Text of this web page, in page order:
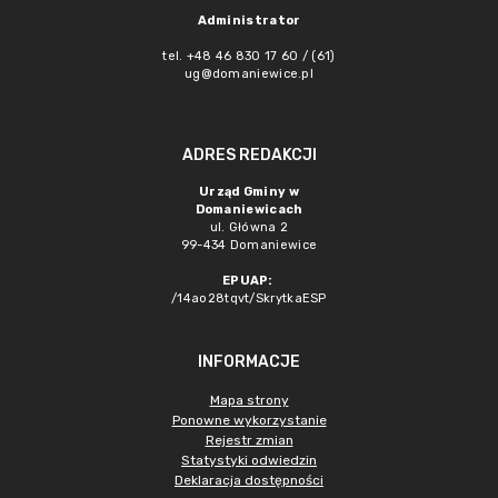
Administrator
tel. +48 46 830 17 60 / (61)
ug@domaniewice.pl
ADRES REDAKCJI
Urząd Gminy w
Domaniewicach
ul. Główna 2
99-434 Domaniewice
EPUAP:
/14ao28tqvt/SkrytkaESP
INFORMACJE
Mapa strony
Ponowne wykorzystanie
Rejestr zmian
Statystyki odwiedzin
Deklaracja dostępności